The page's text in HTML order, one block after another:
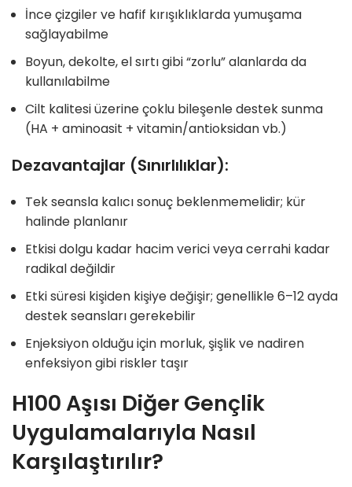
İnce çizgiler ve hafif kırışıklıklarda yumuşama
sağlayabilme
Boyun, dekolte, el sırtı gibi “zorlu” alanlarda da
kullanılabilme
Cilt kalitesi üzerine çoklu bileşenle destek sunma
(HA + aminoasit + vitamin/antioksidan vb.)
Dezavantajlar (Sınırlılıklar):
Tek seansla kalıcı sonuç beklenmemelidir; kür
halinde planlanır
Etkisi dolgu kadar hacim verici veya cerrahi kadar
radikal değildir
Etki süresi kişiden kişiye değişir; genellikle 6–12 ayda
destek seansları gerekebilir
Enjeksiyon olduğu için morluk, şişlik ve nadiren
enfeksiyon gibi riskler taşır
H100 Aşısı Diğer Gençlik
Uygulamalarıyla Nasıl
Karşılaştırılır?